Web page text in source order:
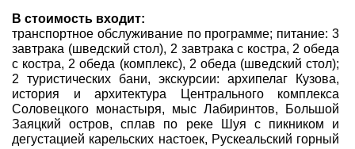
В стоимость входит:
транспортное обслуживание по программе; питание: 3
завтрака (шведский стол), 2 завтрака с костра, 2 обеда
с костра, 2 обеда (комплекс), 2 обеда (шведский стол);
2 туристических бани, экскурсии: архипелаг Кузова,
история и архитектура Центрального комплекса
Соловецкого монастыря, мыс Лабиринтов, Большой
Заяцкий остров, сплав по реке Шуя с пикником и
дегустацией карельских настоек, Рускеальский горный